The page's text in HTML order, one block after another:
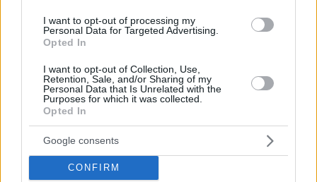
I want to opt-out of processing my
Personal Data for Targeted Advertising.
Opted In
I want to opt-out of Collection, Use,
Retention, Sale, and/or Sharing of my
Personal Data that Is Unrelated with the
Purposes for which it was collected.
Opted In
Google consents
CONFIRM